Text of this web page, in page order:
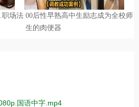
国语中字.mp4